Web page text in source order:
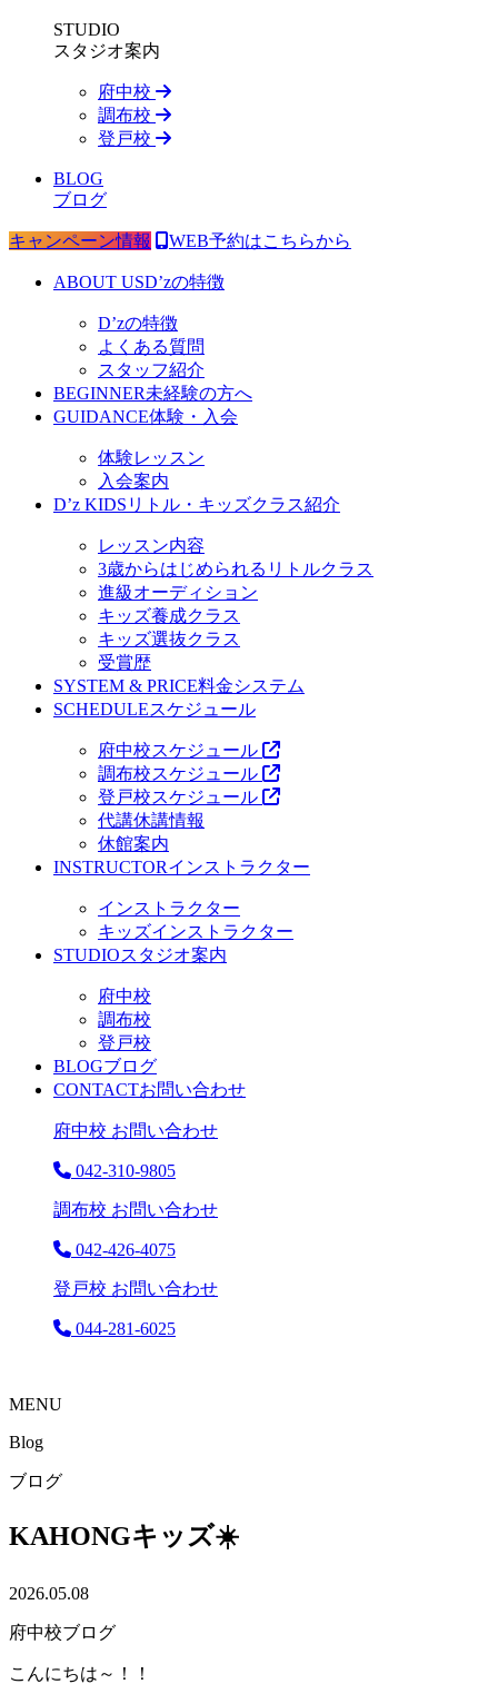
STUDIO
スタジオ案内
府中校
調布校
登戸校
BLOG
ブログ
キャンペーン情報 WEB予約はこちらから
ABOUT USD’zの特徴
D’zの特徴
よくある質問
スタッフ紹介
BEGINNER未経験の方へ
GUIDANCE体験・入会
体験レッスン
入会案内
D’z KIDS リトル・キッズクラス紹介
レッスン内容
3歳からはじめられるリトルクラス
進級オーディション
キッズ養成クラス
キッズ選抜クラス
受賞歴
SYSTEM & PRICE料金システム
SCHEDULEスケジュール
府中校スケジュール
調布校スケジュール
登戸校スケジュール
代講休講情報
休館案内
INSTRUCTORインストラクター
インストラクター
キッズインストラクター
STUDIOスタジオ案内
府中校
調布校
登戸校
BLOGブログ
CONTACTお問い合わせ
府中校 お問い合わせ
042-310-9805
調布校 お問い合わせ
042-426-4075
登戸校 お問い合わせ
044-281-6025
MENU
Blog
ブログ
KAHONGキッズ☀️
2026.05.08
府中校ブログ
こんにちは～！！